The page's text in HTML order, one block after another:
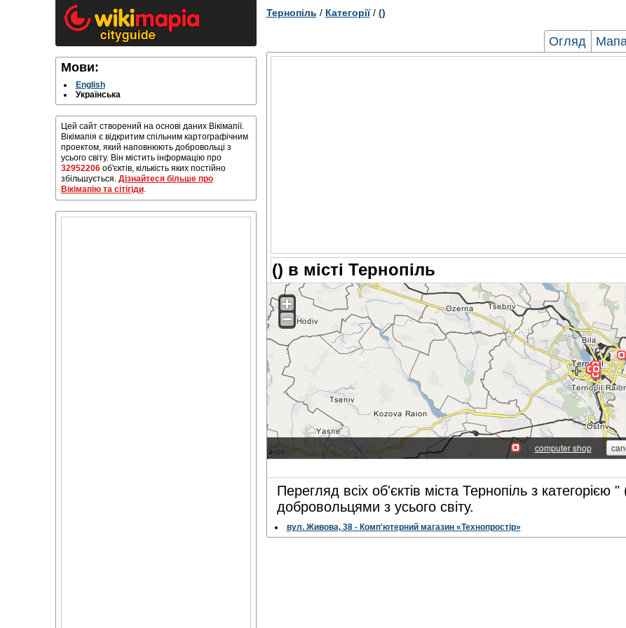
Мови:
English
Українська
Цей сайт створений на основі даних Вікімапії.
Вікімапія є відкритим спільним картографічним
проектом, який наповнюють добровольці з
усього світу. Він містить інформацію про
32952206об'єктів, кількість яких постійно
збільшується. Дізнайтеся більше про
Вікімапію та сітігіди.
Тернопіль / Категорії/ ()
Огляд
() в місті Тернопіль
Перегляд всіх об'єктів міста Тернопіль з категорією
добровольцями з усього світу.
вул. Живова, 38 - Комп'ютерний магазин «Технопростір»